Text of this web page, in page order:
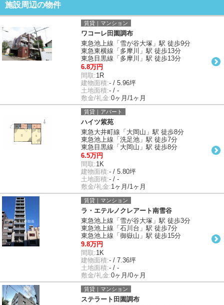
施設周辺の物件
賃貸｜マンション
ワコーレ田園調布
東急池上線「雪が谷大塚」駅 徒歩9分
東急東横線「多摩川」駅 徒歩13分
東急目黒線「多摩川」駅 徒歩13分
6.8万円
間取:1R
建物面積:- / 5.96坪
土地面積:- / -
敷金/礼金:0ヶ月/1ヶ月
賃貸｜アパート
ハイツ紫苑
東急大井町線「大岡山」駅 徒歩8分
東急池上線「洗足池」駅 徒歩7分
東急目黒線「大岡山」駅 徒歩8分
6.5万円
間取:1K
建物面積:- / 5.80坪
土地面積:- / -
敷金/礼金:1ヶ月/1ヶ月
賃貸｜マンション
ラ・エテルノクレアート南雪谷
東急池上線「雪が谷大塚」駅 徒歩3分
東急池上線「石川台」駅 徒歩7分
東急池上線「御嶽山」駅 徒歩15分
9.8万円
間取:1K
建物面積:- / 7.36坪
土地面積:- / -
敷金/礼金:0ヶ月/0ヶ月
賃貸｜マンション
ステラート田園調布